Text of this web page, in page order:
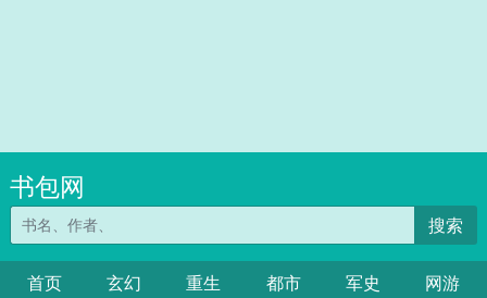
书包网
搜索
首页 玄幻 重生 都市 军史
网游